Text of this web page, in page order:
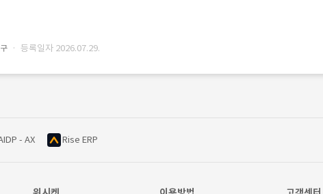
· 등록일자 2026.07.29.
- AX Rise ERP